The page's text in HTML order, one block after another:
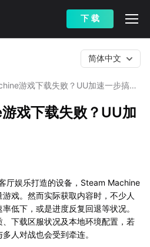
下 载
游戏下载失败？UU加速一步搞
简体中文
戏下载失败？UU加
厅娱乐打造的设备，Steam Machine
戏。然而实际获取内容时，不少人
低下，或是进度反复回退等状况。
下载区服状况及本地环境配置，若
人对战也会受到牵连。